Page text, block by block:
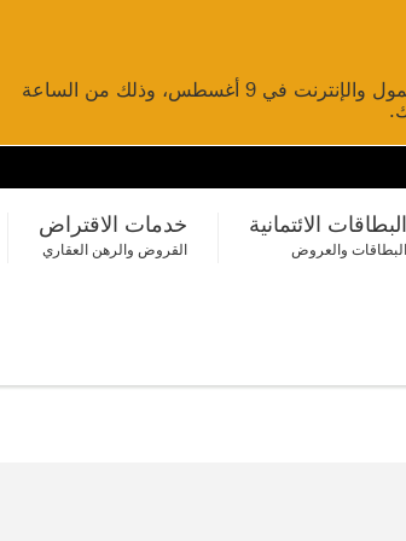
لن تتوفر خدمات تحويل الأموال عبر الخدمات المصرفية عبر الهاتف المحمول والإنترنت في 9 أغسطس، وذلك من الساعة
البطاقات الائتمانية
البطاقات والعروض
خدمات الاقتراض
القروض والرهن العقاري